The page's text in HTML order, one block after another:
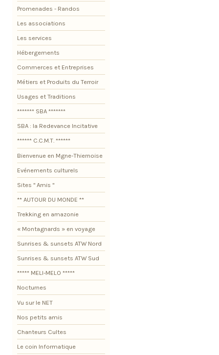
Promenades - Randos
Les associations
Les services
Hébergements
Commerces et Entreprises
Métiers et Produits du Terroir
Usages et Traditions
******* SBA *******
SBA : la Redevance Incitative
****** C.C.M.T. ******
Bienvenue en Mgne-Thiernoise
Evénements culturels
Sites " Amis "
** AUTOUR DU MONDE **
Trekking en amazonie
« Montagnards » en voyage
Sunrises & sunsets ATW Nord
Sunrises & sunsets ATW Sud
***** MELI-MELO *****
Nocturnes
Vu sur le NET
Nos petits amis
Chanteurs Cultes
Le coin Informatique